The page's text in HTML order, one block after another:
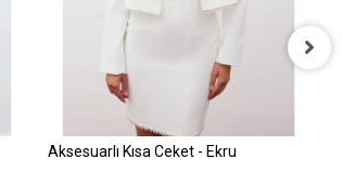
Sepete Ekle
Aksesuarlı Kısa Ceket - Ekru